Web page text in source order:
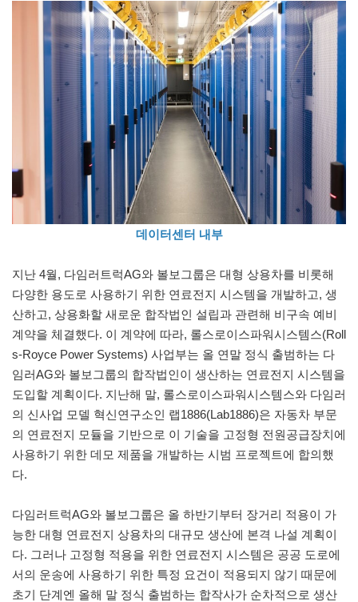
데이터센터 내부
지난 4월, 다임러트럭AG와 볼보그룹은 대형 상용차를 비롯해
다양한 용도로 사용하기 위한 연료전지 시스템을 개발하고, 생
산하고, 상용화할 새로운 합작법인 설립과 관련해 비구속 예비
계약을 체결했다. 이 계약에 따라, 롤스로이스파워시스템스(Roll
s-Royce Power Systems) 사업부는 올 연말 정식 출범하는 다
임러AG와 볼보그룹의 합작법인이 생산하는 연료전지 시스템을
도입할 계획이다. 지난해 말, 롤스로이스파워시스템스와 다임러
의 신사업 모델 혁신연구소인 랩1886(Lab1886)은 자동차 부문
의 연료전지 모듈을 기반으로 이 기술을 고정형 전원공급장치에
사용하기 위한 데모 제품을 개발하는 시범 프로젝트에 합의했
다.
다임러트럭AG와 볼보그룹은 올 하반기부터 장거리 적용이 가
능한 대형 연료전지 상용차의 대규모 생산에 본격 나설 계획이
다. 그러나 고정형 적용을 위한 연료전지 시스템은 공공 도로에
서의 운송에 사용하기 위한 특정 요건이 적용되지 않기 때문에
초기 단계엔 올해 말 정식 출범하는 합작사가 순차적으로 생산